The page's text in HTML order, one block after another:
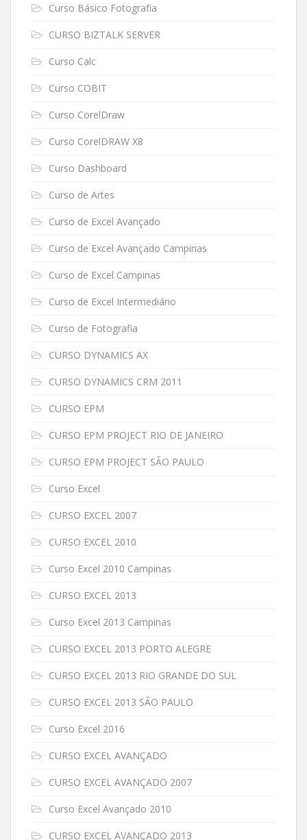
Curso Básico Fotografia
CURSO BIZTALK SERVER
Curso Calc
Curso COBIT
Curso CorelDraw
Curso CorelDRAW X8
Curso Dashboard
Curso de Artes
Curso de Excel Avançado
Curso de Excel Avançado Campinas
Curso de Excel Campinas
Curso de Excel Intermediário
Curso de Fotografia
CURSO DYNAMICS AX
CURSO DYNAMICS CRM 2011
CURSO EPM
CURSO EPM PROJECT RIO DE JANEIRO
CURSO EPM PROJECT SÃO PAULO
Curso Excel
CURSO EXCEL 2007
CURSO EXCEL 2010
Curso Excel 2010 Campinas
CURSO EXCEL 2013
Curso Excel 2013 Campinas
CURSO EXCEL 2013 PORTO ALEGRE
CURSO EXCEL 2013 RIO GRANDE DO SUL
CURSO EXCEL 2013 SÃO PAULO
Curso Excel 2016
CURSO EXCEL AVANÇADO
CURSO EXCEL AVANÇADO 2007
Curso Excel Avançado 2010
CURSO EXCEL AVANÇADO 2013